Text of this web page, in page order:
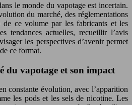
le monde du vapotage est incertain.
du marché, des réglementations
ce volume par les fabricants et les
tendances actuelles, recueillir l’avis
les perspectives d’avenir permet
ce format.
du vapotage et son impact
constante évolution, avec l’apparition
les pods et les sels de nicotine. Les